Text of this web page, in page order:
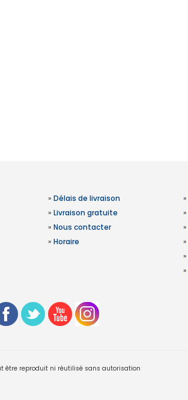
» Délais de livraison
» Livraison gratuite
» Nous contacter
» Horaire
»
»
»
»
»
»
être reproduit ni réutilisé sans autorisation